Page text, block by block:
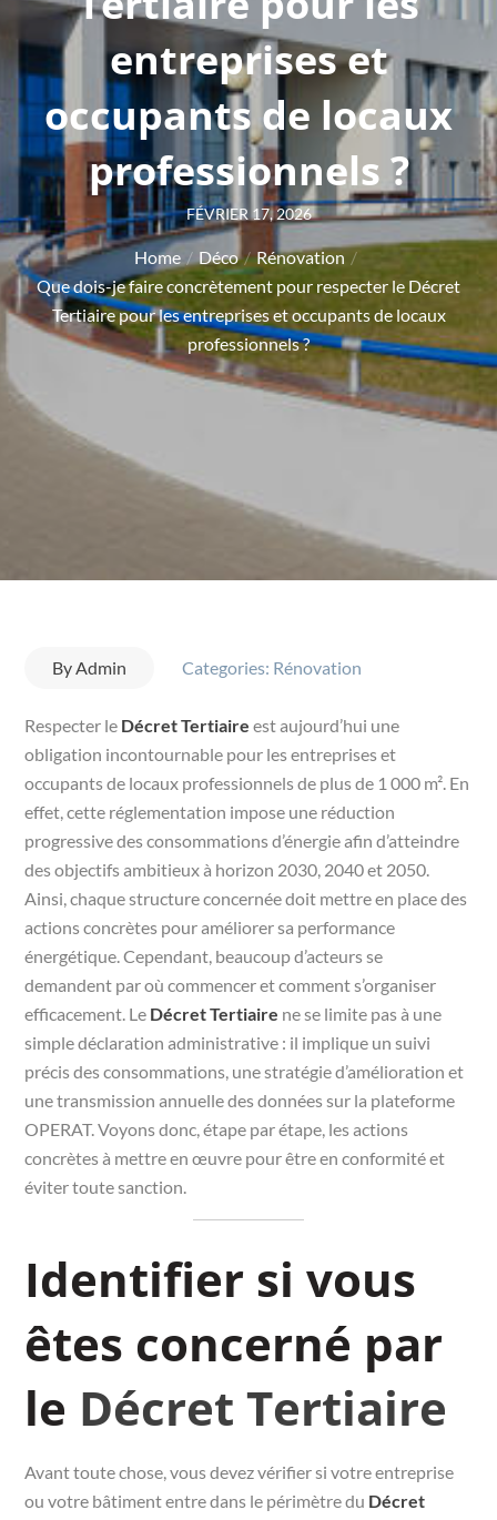
entreprises et
occupants de locaux
professionnels ?
Posted
on
FÉVRIER 17, 2026
Home Déco
Rénovation
Que dois-je faire concrètement pour respecter le Décret
Tertiaire pour les entreprises et occupants de locaux
professionnels ?
ByAdmin Categories: Rénovation
Respecter le Décret Tertiaire est aujourd’hui une
obligation incontournable pour les entreprises et
occupants de locaux professionnels de plus de 1 000 m². En
effet, cette réglementation impose une réduction
progressive des consommations d’énergie afin d’atteindre
des objectifs ambitieux à horizon 2030, 2040 et 2050.
Ainsi, chaque structure concernée doit mettre en place des
actions concrètes pour améliorer sa performance
énergétique. Cependant, beaucoup d’acteurs se
demandent par où commencer et comment s’organiser
efficacement. Le Décret Tertiaire ne se limite pas à une
simple déclaration administrative : il implique un suivi
précis des consommations, une stratégie d’amélioration et
une transmission annuelle des données sur la plateforme
OPERAT. Voyons donc, étape par étape, les actions
concrètes à mettre en œuvre pour être en conformité et
éviter toute sanction.
Identifier si vous
êtes concerné par
le Décret Tertiaire
Avant toute chose, vous devez vérifier si votre entreprise
ou votre bâtiment entre dans le périmètre du Décret